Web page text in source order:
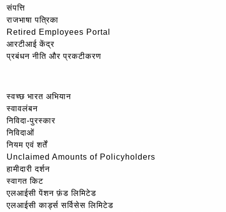
संपत्ति
राजभाषा पत्रिका
Retired Employees Portal
आरटीआई केंद्र
प्रबंधन नीति और प्रकटीकरण
स्वच्छ भारत अभियान
स्वावलंबन
निविदा-पुरस्कार
निविदाओं
नियम एवं शर्तें
Unclaimed Amounts of Policyholders
हामीदारी दर्शन
स्वागत किट
एलआईसी पेंशन फ़ंड लिमिटेड
एलआईसी कार्ड्स सर्विसेस लिमिटेड